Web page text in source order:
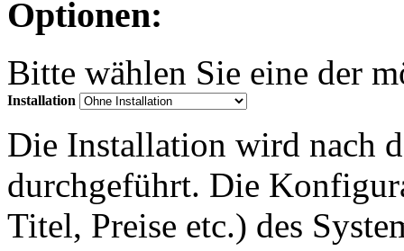
Optionen:
Bitte wählen Sie eine der
Installation
Die Installation wird nach
durchgeführt. Die
Titel, Preise etc.) des